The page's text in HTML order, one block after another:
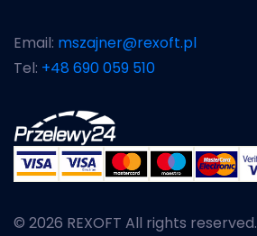
Email: mszajner@rexoft.pl
Tel: +48 690 059 510
© 2026 REXOFT All rights reserved.